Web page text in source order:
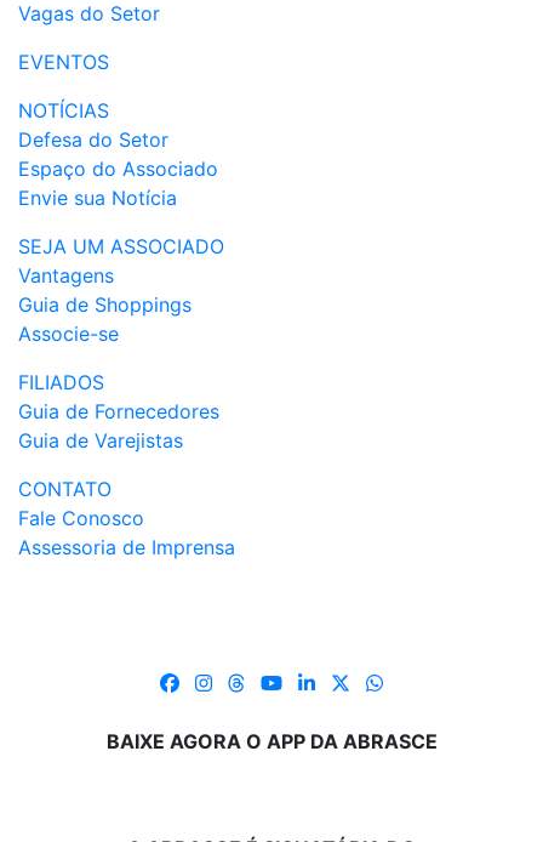
Vagas do Setor
EVENTOS
NOTÍCIAS
Defesa do Setor
Espaço do Associado
Envie sua Notícia
SEJA UM ASSOCIADO
Vantagens
Guia de Shoppings
Associe-se
FILIADOS
Guia de Fornecedores
Guia de Varejistas
CONTATO
Fale Conosco
Assessoria de Imprensa
BAIXE AGORA O APP DA ABRASCE